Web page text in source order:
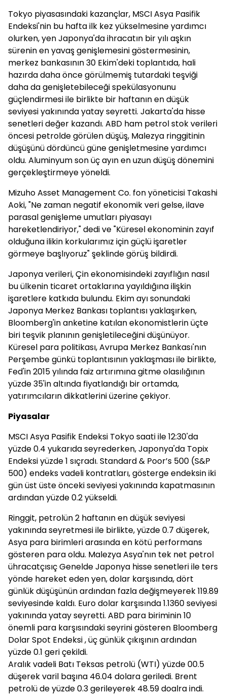
Tokyo piyasasındaki kazançlar, MSCI Asya Pasifik
Endeksi'nin bu hafta ilk kez yükselmesine yardımcı
olurken, yen Japonya'da ihracatın bir yılı aşkın
sürenin en yavaş genişlemesini göstermesinin,
merkez bankasının 30 Ekim'deki toplantıda, hali
hazırda daha önce görülmemiş tutardaki teşviği
daha da genişletebileceği spekülasyonunu
güçlendirmesi ile birlikte bir haftanın en düşük
seviyesi yakınında yatay seyretti. Jakarta'da hisse
senetleri değer kazandı. ABD ham petrol stok verileri
öncesi petrolde görülen düşüş, Malezya ringgitinin
düşüşünü dördüncü güne genişletmesine yardımcı
oldu. Aluminyum son üç ayın en uzun düşüş dönemini
gerçekleştirmeye yöneldi.
Mizuho Asset Management Co. fon yöneticisi Takashi
Aoki, "Ne zaman negatif ekonomik veri gelse, ilave
parasal genişleme umutları piyasayı
hareketlendiriyor," dedi ve "Küresel ekonominin zayıf
olduğuna ilikin korkularımız için güçlü işaretler
görmeye başlıyoruz" şeklinde görüş bildirdi.
Japonya verileri, Çin ekonomisindeki zayıflığın nasıl
bu ülkenin ticaret ortaklarına yayıldığına ilişkin
işaretlere katkıda bulundu. Ekim ayı sonundaki
Japonya Merkez Bankası toplantısı yaklaşırken,
Bloomberg'in anketine katılan ekonomistlerin üçte
biri teşvik planının genişletileceğini düşünüyor.
Küresel para politikası, Avrupa Merkez Bankası'nın
Perşembe günkü toplantısının yaklaşması ile birlikte,
Fed'in 2015 yılında faiz artırımına gitme olasılığının
yüzde 35'in altında fiyatlandığı bir ortamda,
yatırımcıların dikkatlerini üzerine çekiyor.
Piyasalar
MSCI Asya Pasifik Endeksi Tokyo saati ile 12:30'da
yüzde 0.4 yukarıda seyrederken, Japonya'da Topix
Endeksi yüzde 1 sıçradı. Standard & Poor’s 500 (S&P
500) endeks vadeli kontratları, gösterge endeksin iki
gün üst üste önceki seviyesi yakınında kapatmasının
ardından yüzde 0.2 yükseldi.
Ringgit, petrolün 2 haftanın en düşük seviyesi
yakınında seyretmesi ile birlikte, yüzde 0.7 düşerek,
Asya para birimleri arasında en kötü performans
gösteren para oldu. Malezya Asya'nın tek net petrol
ühracatçısıç Genelde Japonya hisse senetleri ile ters
yönde hareket eden yen, dolar karşısında, dört
günlük düşüşünün ardından fazla değişmeyerek 119.89
seviyesinde kaldı. Euro dolar karşısında 1.1360 seviyesi
yakınında yatay seyretti. ABD para biriminin 10
önemli para karşısındaki seyrini gösteren Bloomberg
Dolar Spot Endeksi , üç günlük çıkışının ardından
yüzde 0.1 geri çekildi.
Aralık vadeli Batı Teksas petrolü (WTI) yüzde 00.5
düşerek varil başına 46.04 dolara geriledi. Brent
petrolü de yüzde 0.3 gerileyerek 48.59 doalra indi.